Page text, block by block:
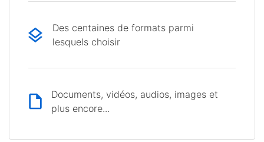
Des centaines de formats parmi
lesquels choisir
Documents, vidéos, audios, images et
plus encore...